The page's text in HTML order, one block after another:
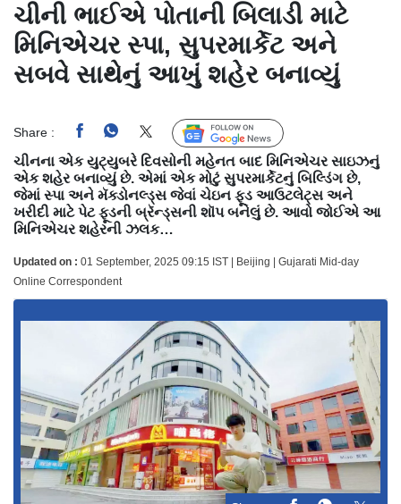
ચીની ભાઈએ પોતાની બિલાડી માટે
મિનિએચર સ્પા, સુપરમાર્કેટ અને
સબવે સાથેનું આખું શહેર બનાવ્યું
Share : Follow Us
ચીનના એક યુટ્યુબરે દિવસોની મહેનત બાદ મિનિએચર સાઇઝનું
એક શહેર બનાવ્યું છે. એમાં એક મોટું સુપરમાર્કેટનું બિલ્ડિંગ છે,
જેમાં સ્પા અને મૅક્ડોનલ્ડ્સ જેવાં ચેઇન ફૂડ આઉટલેટ્સ અને
ખરીદી માટે પેટ ફૂડની બ્રૅન્ડ્સની શૉપ બનેલું છે. આવો જોઈએ આ
મિનિએચર શહેરની ઝલક…
Updated on : 01 September, 2025 09:15 IST | Beijing | Gujarati Mid-day
Online Correspondent